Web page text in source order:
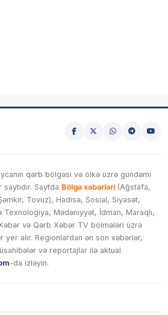
qərb bölgəsi və ölkə üzrə gündəmi
Saytda Bölgə xəbərləri (Ağstafa,
Tovuz), Hadisə, Sosial, Siyasət,
Texnologiya, Mədəniyyət, İdman, Maraqlı,
və Qərb Xəbər TV bölmələri üzrə
yer alır. Regionlardan ən son xəbərlər,
və reportajlar ilə aktual
-da izləyin.